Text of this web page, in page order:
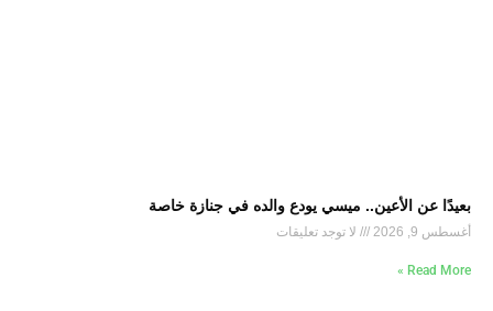
بعيدًا عن الأعين.. ميسي يودع والده في جنازة خاصة
أغسطس 9, 2026 لا توجد تعليقات
Read More »